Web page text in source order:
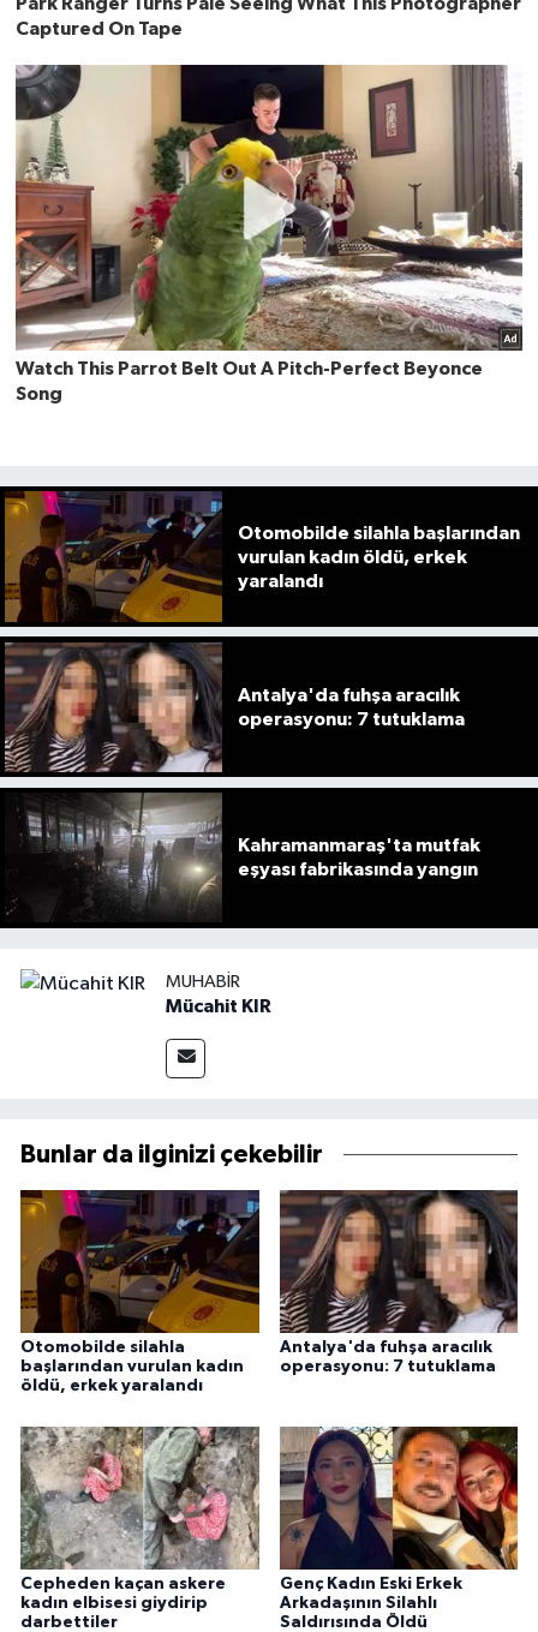
Otomobilde silahla başlarından
vurulan kadın öldü, erkek
yaralandı
Antalya'da fuhşa aracılık
operasyonu: 7 tutuklama
Kahramanmaraş'ta mutfak
eşyası fabrikasında yangın
MUHABIR
Mücahit KIR
Bunlar da ilginizi çekebilir
Otomobilde silahla
başlarından vurulan kadın
öldü, erkek yaralandı
Antalya'da fuhşa aracılık
operasyonu: 7 tutuklama
Cepheden kaçan askere
kadın elbisesi giydirip
darbettiler
Genç Kadın Eski Erkek
Arkadaşının Silahlı
Saldırısında Öldü